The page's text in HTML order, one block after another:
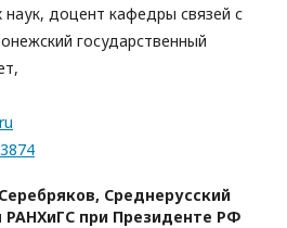
наук, доцент кафедры связей с
государственный
Среднерусский
РАНХиГС при Президенте РФ